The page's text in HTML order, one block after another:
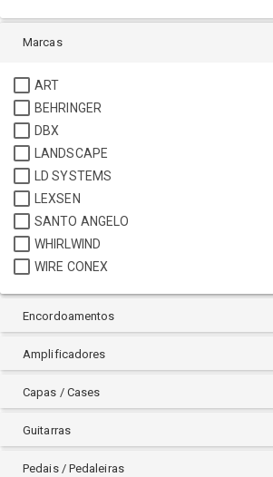
Marcas
ART
BEHRINGER
DBX
LANDSCAPE
LD SYSTEMS
LEXSEN
SANTO ANGELO
WHIRLWIND
WIRE CONEX
Encordoamentos
Amplificadores
Capas / Cases
Guitarras
Pedais / Pedaleiras